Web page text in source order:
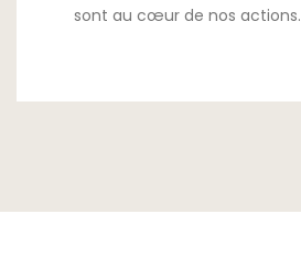
sont au cœur de nos actions.